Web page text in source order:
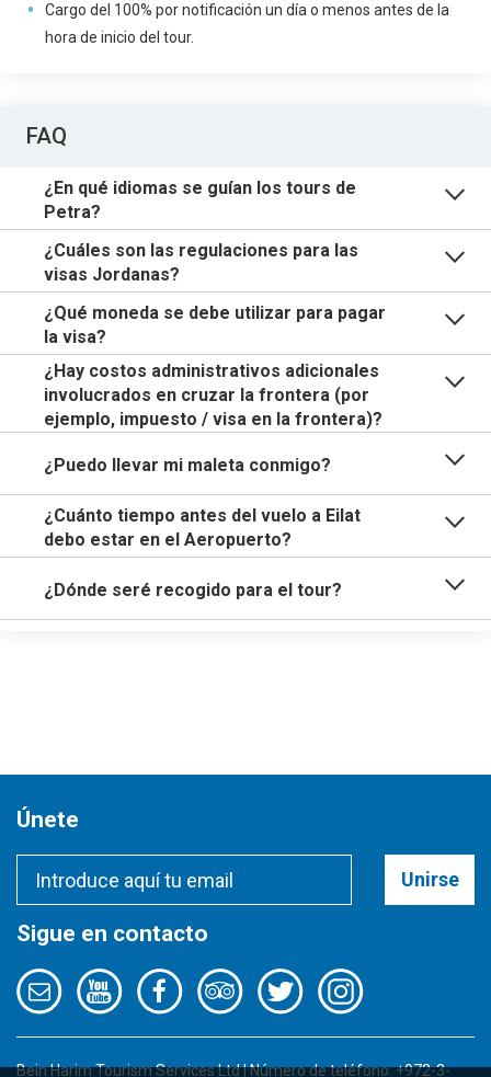
Cargo del 100% por notificación un día o menos antes de la
hora de inicio del tour.
FAQ
¿En qué idiomas se guían los tours de
Petra?
¿Cuáles son las regulaciones para las
visas Jordanas?
¿Qué moneda se debe utilizar para pagar
la visa?
¿Hay costos administrativos adicionales
involucrados en cruzar la frontera (por
ejemplo, impuesto / visa en la frontera)?
¿Puedo llevar mi maleta conmigo?
¿Cuánto tiempo antes del vuelo a Eilat
debo estar en el Aeropuerto?
¿Dónde seré recogido para el tour?
Únete
Unirse
Sigue en contacto
Bein Harim Tourism Services Ltd | Número de teléfono: +972-3-